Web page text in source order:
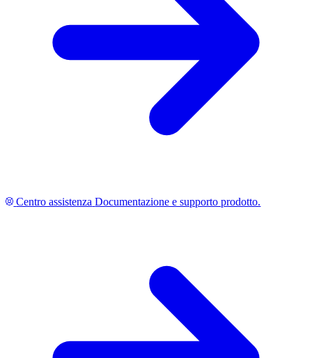
Centro assistenza Documentazione e supporto prodotto.